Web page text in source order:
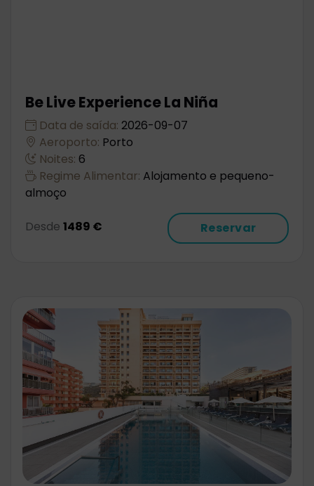
Be Live Experience La Niña
Data de saída: 2026-09-07
Aeroporto: Porto
Noites: 6
Regime Alimentar: Alojamento e pequeno-
almoço
Desde 1489 € Reservar